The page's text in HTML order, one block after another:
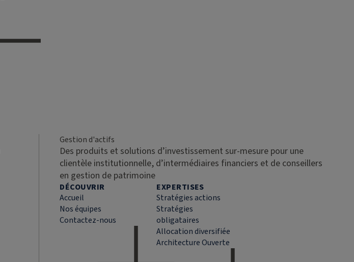
Gestion d'actifs
Des produits et solutions d’investissement sur-mesure pour une
clientèle institutionnelle, d’intermédiaires financiers et de conseillers
en gestion de patrimoine
DÉCOUVRIR
Accueil
Nos équipes
Contactez-nous
EXPERTISES
Stratégies actions
Stratégies
obligataires
Allocation diversifiée
Architecture Ouverte